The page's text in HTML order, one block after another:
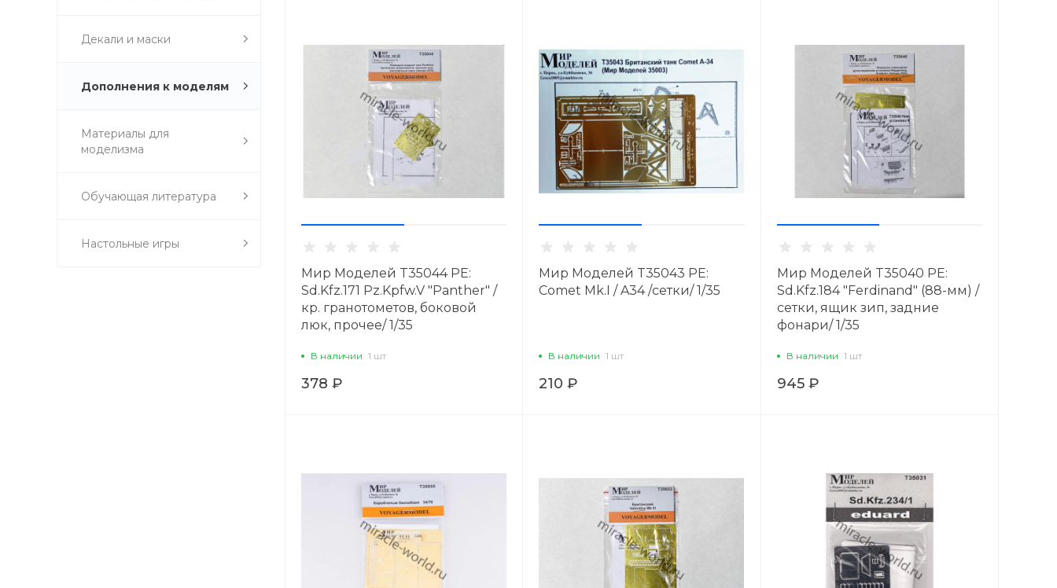
Декали и маски
Дополнения к моделям
Материалы для
моделизма
Обучающая литература
Настольные игры
Мир Моделей T35044 PE:
Sd.Kfz.171 Pz.Kpfw.V "Panther" /
кр. гранотометов, боковой
люк, прочее/ 1/35
В наличии 1 шт
378 ₽
Мир Моделей T35043 PE:
Comet Mk.I / A34 /сетки/ 1/35
В наличии 1 шт
210 ₽
Мир Моделей T35040 PE:
Sd.Kfz.184 "Ferdinand" (88-мм) /
сетки, ящик зип, задние
фонари/ 1/35
В наличии 1 шт
945 ₽